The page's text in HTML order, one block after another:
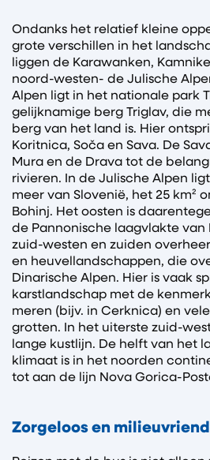
Ondanks het relatief kleine
grote verschillen in het
liggen de Karawanken,
noord-westen- de Julische
Alpen ligt in het nationale park
gelijknamige berg Triglav, die
berg van het land is. Hier
Koritnica, Soča en Sava. De
Mura en de Drava tot de
rivieren. In de Julische Alpen
meer van Slovenië, het 25 km²
Bohinj. Het oosten is
de Pannonische laagvlakte van
zuid-westen en zuiden
en heuvellandschappen, die
Dinarische Alpen. Hier is vaak
karstlandschap met de
meren (bijv. in Cerknica) en
grotten. In het uiterste zuid-
lange kustlijn. De helft van het
klimaat is in het noorden
tot aan de lijn Nova Gorica-
Zorgeloos en